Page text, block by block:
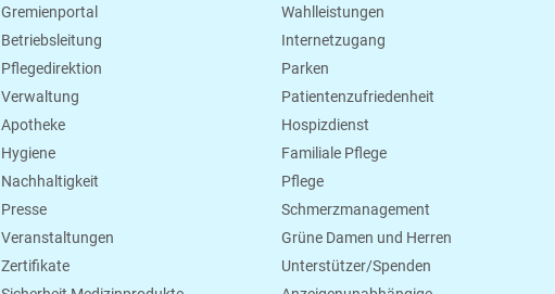
Gremienportal
Betriebsleitung
Pflegedirektion
Verwaltung
Apotheke
Hygiene
Nachhaltigkeit
Presse
Veranstaltungen
Zertifikate
Wahlleistungen
Internetzugang
Parken
Patientenzufriedenheit
Hospizdienst
Familiale Pflege
Pflege
Schmerzmanagement
Grüne Damen und Herren
Unterstützer/Spenden